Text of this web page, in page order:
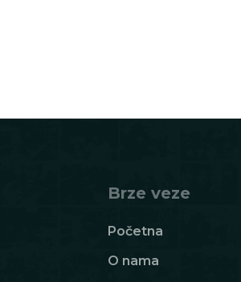
Brze veze
Početna
O nama